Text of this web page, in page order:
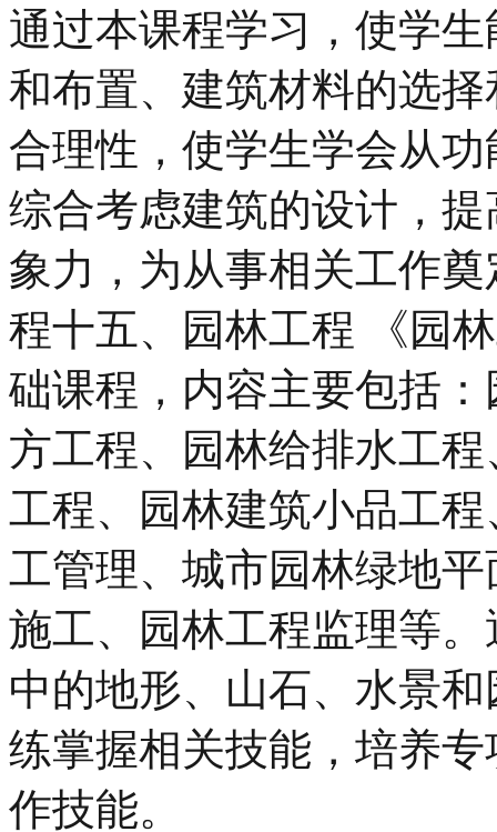
通过本课程学习，使学
和布置、建筑材料的选
合理性，使学生学会从
综合考虑建筑的设计，
象力，为从事相关工
程十五、园林工程 《园
础课程，内容主要包括
方工程、园林给排水工
工程、园林建筑小品工
工管理、城市园林绿地
施工、园林工程监理等
中的地形、山石、水景
练掌握相关技能，培养
作技能。